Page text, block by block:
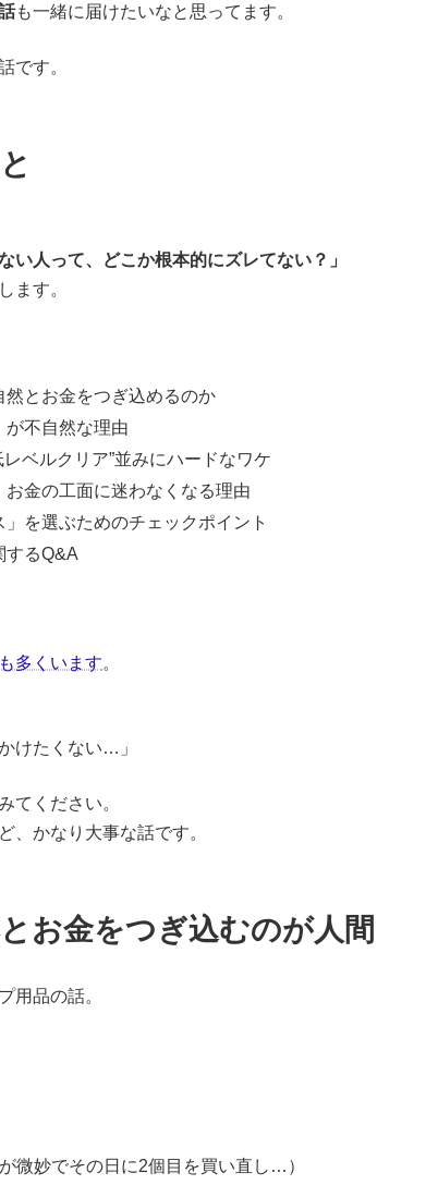
も一緒に届けたいなと思ってます。
です。
い人って、どこか根本的にズレてない？」
ます。
とお金をつぎ込めるのか
が不自然な理由
ベルクリア”並みにハードなワケ
金の工面に迷わなくなる理由
」を選ぶためのチェックポイント
するQ&A
多くいます。
けたくない…」
てください。
、かなり大事な話です。
お金をつぎ込むのが人間
用品の話。
微妙でその日に2個目を買い直し…）